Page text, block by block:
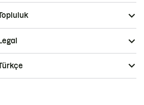
Legal